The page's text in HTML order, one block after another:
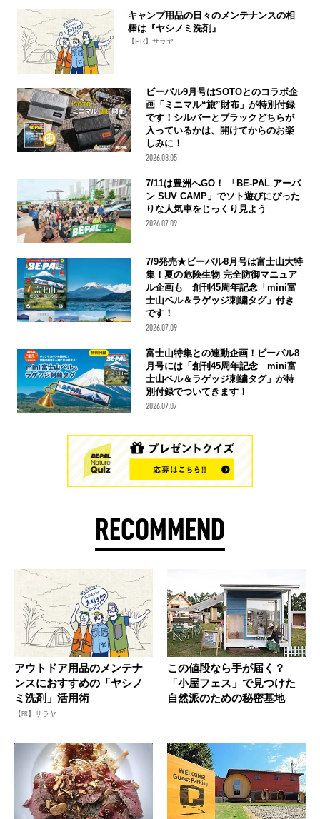
キャンプ用品の日々のメンテナンスの相
棒は『ヤシノミ洗剤』
【PR】サラヤ
ビーパル9月号はSOTOとのコラボ企
画「ミニマル“旅”財布」が特別付録
です！シルバーとブラックどちらが
入っているかは、開けてからのお楽
しみに！
2026.08.05
7/11は豊洲へGO！ 「BE-PAL アーバ
ン SUV CAMP」でソト遊びにぴった
りな人気車をじっくり見よう
2026.07.09
7/9発売★ビーパル8月号は富士山大特
集！夏の危険生物 完全防御マニュア
ル企画も 創刊45周年記念「mini富
士山ベル＆ラゲッジ刺繍タグ」付き
です！
2026.07.09
富士山特集との連動企画！ビーパル8
月号には「創刊45周年記念 mini富
士山ベル＆ラゲッジ刺繍タグ」が特
別付録でついてきます！
2026.07.07
RECOMMEND
アウトドア用品のメンテナ
ンスにおすすめの「ヤシノ
ミ洗剤」活用術
【PR】サラヤ
この値段なら手が届く？
「小屋フェス」で見つけた
自然派のための秘密基地